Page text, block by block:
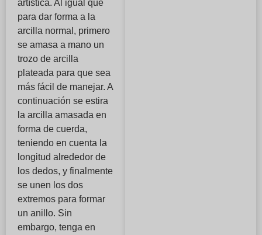
artística. Al igual que
para dar forma a la
arcilla normal, primero
se amasa a mano un
trozo de arcilla
plateada para que sea
más fácil de manejar. A
continuación se estira
la arcilla amasada en
forma de cuerda,
teniendo en cuenta la
longitud alrededor de
los dedos, y finalmente
se unen los dos
extremos para formar
un anillo. Sin
embargo, tenga en